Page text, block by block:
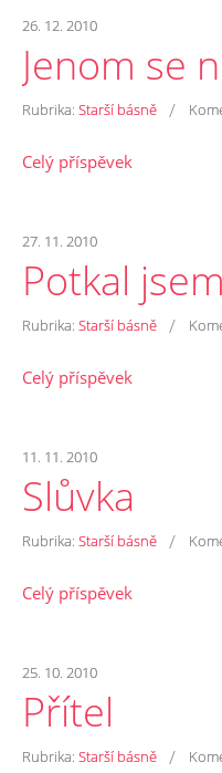
26. 12. 2010
Jenom se
Rubrika: Starší básně /
Celý příspěvek
27. 11. 2010
Potkal
Rubrika: Starší básně /
Celý příspěvek
11. 11. 2010
Slůvka
Rubrika: Starší básně /
Celý příspěvek
25. 10. 2010
Přítel
Rubrika: Starší básně /